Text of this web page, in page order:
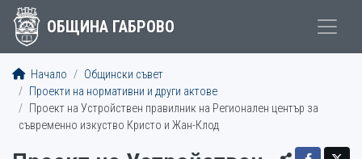
ОБЩИНА ГАБРОВО
Начало
Общински съвет
Проекти на нормативни и други актове
Проект на Устройствен правилник на Регионален център за
съвременно изкуство Кристо и Жан-Клод